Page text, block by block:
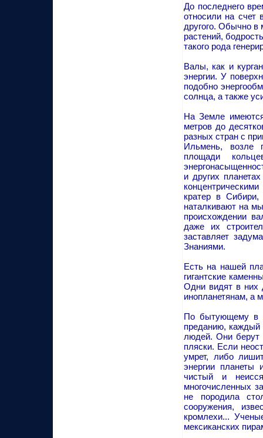
До последнего
относили на счет
другого. Обычно в
растений,
такого рода
Валы, как и
энергии. У
подобно
солнца, а также
На Земле
метров до
разных стран с
Ильмень, возле
площади
и других
кратер в
наталкивают на
происхождении
даже их
заставляет
Знаниями.
Есть на нашей
гигантские
Одни видят в них
инопланетянам, а
По бытующему в
преданию, каждый
людей. Они берут
пляски. Если
умрет, либо
энергии планеты
чистый и
многочисленных
не породила
сооружения,
кромлехи...
мексиканских